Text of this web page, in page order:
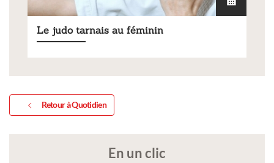
Le judo tarnais au féminin
Retour à Quotidien
En un clic